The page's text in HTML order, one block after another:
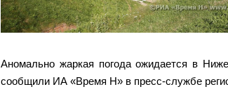
Аномально жаркая погода ожидается в
сообщили ИА «Время Н» в пресс-службе